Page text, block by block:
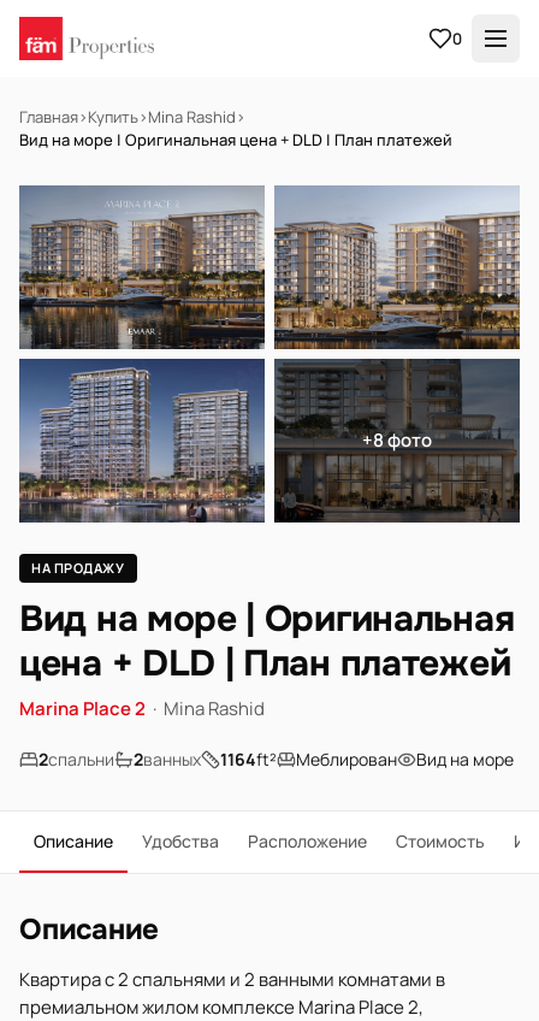
0
Главная›Купить›Mina Rashid›
Вид на море | Оригинальная цена + DLD | План платежей
НА ПРОДАЖУ Off-plan
+8 фото
НА ПРОДАЖУ
Вид на море | Оригинальная
цена + DLD | План платежей
Marina Place 2 · Mina Rashid
2спальни 2ванных 1164ft² Меблирован Вид на море
Описание Удобства Расположение Стоимость
Описание
Квартира с 2 спальнями и 2 ванными комнатами в
премиальном жилом комплексе Marina Place 2,